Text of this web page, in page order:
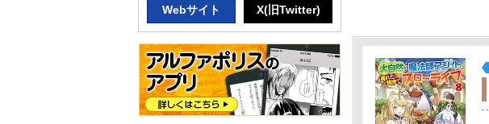
Webサイト X(旧Twitter)